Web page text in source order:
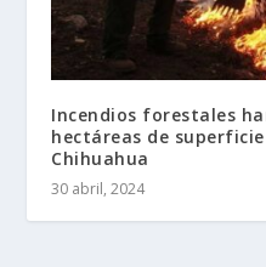
Incendios forestales
hectáreas de
Chihuahua
30 abril, 2024